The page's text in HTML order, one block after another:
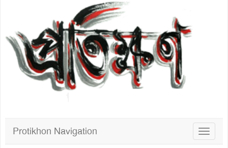
Toggle
Protikhon Navigation